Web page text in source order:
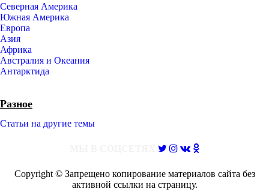
Северная Америка
Южная Америка
Европа
Азия
Африка
Австралия и Океания
Антарктида
Разное
Статьи на другие темы
Copyright © Запрещено копирование материалов сайта без
активной ссылки на страницу.